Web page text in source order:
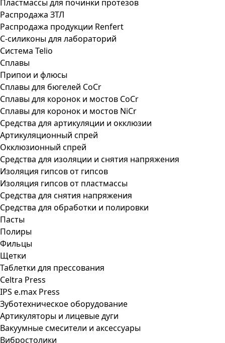
Пластмассы для починки протезов
Распродажа ЗТЛ
Распродажа продукции Renfert
С-силиконы для лабораторий
Система Telio
Сплавы
Припои и флюсы
Сплавы для бюгелей CoCr
Сплавы для коронок и мостов CoCr
Сплавы для коронок и мостов NiCr
Средства для артикуляции и окклюзии
Артикуляционный спрей
Окклюзионный спрей
Средства для изоляции и снятия напряжения
Изоляция гипсов от гипсов
Изоляция гипсов от пластмассы
Средства для снятия напряжения
Средства для обработки и полировки
Пасты
Полиры
Фильцы
Щетки
Таблетки для прессования
Celtra Press
IPS e.max Press
Зуботехническое оборудование
Артикуляторы и лицевые дуги
Вакуумные смесители и аксессуары
Вибростолики